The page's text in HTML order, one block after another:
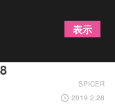
信日決定！追加
SPICER
2019.2.28
表示